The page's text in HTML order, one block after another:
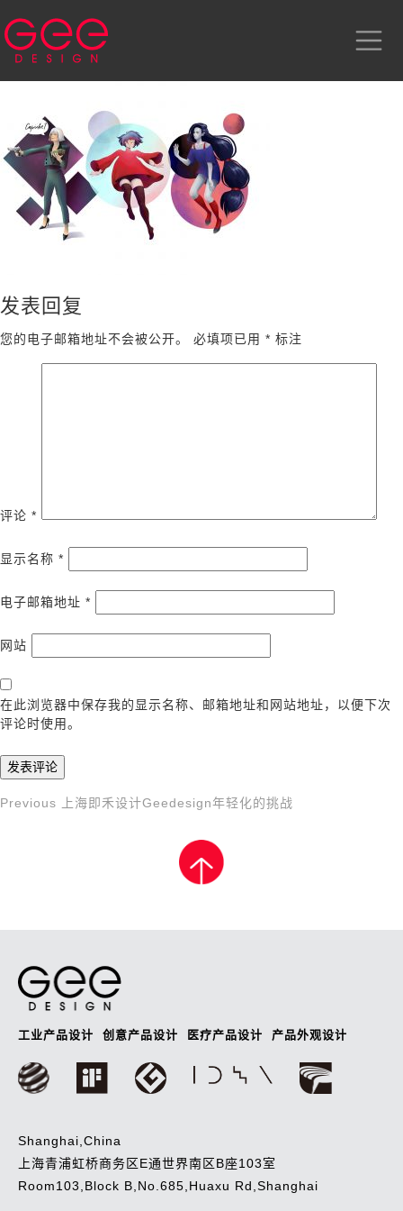
发表回复
您的电子邮箱地址不会被公开。 必填项已用 * 标注
评论 *
显示名称 *
电子邮箱地址 *
网站
在此浏览器中保存我的显示名称、邮箱地址和网站地址，以便下次
评论时使用。
文
Previous
Previous 上海即禾设计Geedesign年轻化的挑战
工业产品设计 创意产品设计 医疗产品设计 产品外观设计
Shanghai,China
上海青浦虹桥商务区E通世界南区B座103室
Room103,Block B,No.685,Huaxu Rd,Shanghai